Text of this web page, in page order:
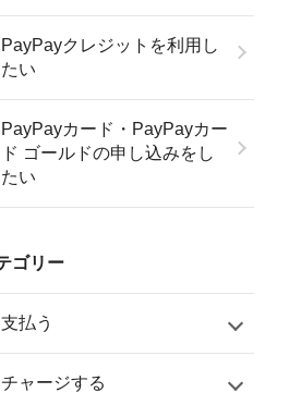
PayPayクレジットを利用し
たい
PayPayカード・PayPayカー
ド ゴールドの申し込みをし
たい
ゴリー
支払う
チャージする